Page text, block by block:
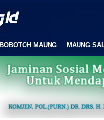
BOBOTOH MAUNG MAUNG